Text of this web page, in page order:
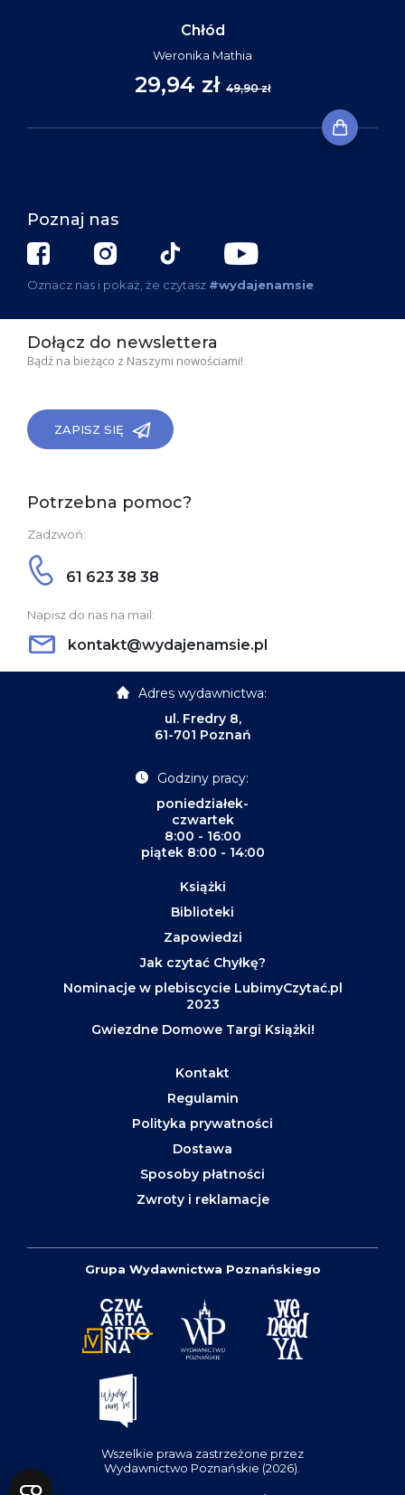
Chłód
Weronika Mathia
29,94 zł 49,90 zł
Poznaj nas
Oznacz nas i pokaż, że czytasz #wydajenamsie
Dołącz do newslettera
Bądź na bieżąco z Naszymi nowościami!
ZAPISZ SIĘ
Potrzebna pomoc?
Zadzwoń:
61 623 38 38
Napisz do nas na mail:
kontakt@wydajenamsie.pl
Adres wydawnictwa:
ul. Fredry 8,
61-701 Poznań
Godziny pracy:
poniedziałek-
czwartek
8:00 - 16:00
piątek 8:00 - 14:00
Książki
Biblioteki
Zapowiedzi
Jak czytać Chyłkę?
Nominacje w plebiscycie LubimyCzytać.pl
2023
Gwiezdne Domowe Targi Książki!
Kontakt
Regulamin
Polityka prywatności
Dostawa
Sposoby płatności
Zwroty i reklamacje
Grupa Wydawnictwa Poznańskiego
Wszelkie prawa zastrzeżone przez
Wydawnictwo Poznańskie (2026).